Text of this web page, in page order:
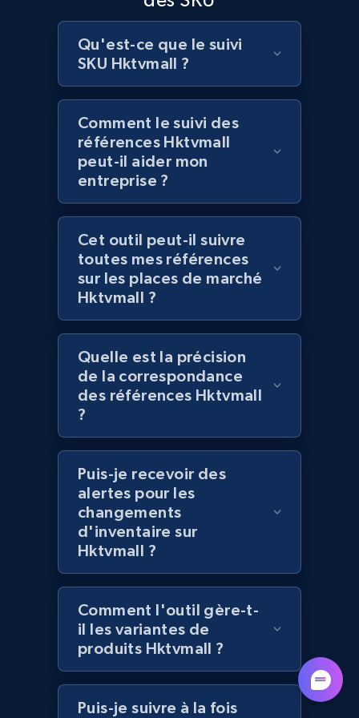
Lowes.com
URL, Domain, Marketplace pn, Sku, Other pn,
Model number, Gtin ean pn, Product name, and
more.
991+ 162+ Commencer
Lowes.com - Gather data on products using
specified keywords
URL, Domain, Marketplace pn, Sku, Other pn,
Model number, Gtin ean pn, Product name, and
Lowes.com - Collect records by category
URL, Domain, Marketplace pn, Sku, Other pn,
Model number, Gtin ean pn, Product name, and
991+ 162+
Lazada - Products
URL, Title, Rating, Reviews, Initial price, Final
price, Currency, Stock, and more.
Qu'est-ce que le suivi
SKU Hktvmall ?
Comment le suivi des
références Hktvmall
peut-il aider mon
entreprise ?
Cet outil peut-il suivre
toutes mes références
sur les places de marché
Hktvmall ?
Quelle est la précision
de la correspondance
des références Hktvmall
?
Puis-je recevoir des
alertes pour les
changements
d'inventaire sur
Hktvmall ?
Comment l'outil gère-t-
il les variantes de
produits Hktvmall ?
Puis-je suivre à la fois